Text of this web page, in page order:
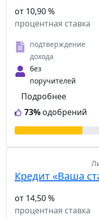
от 10,90 %
процентная ставка
подтверждение
дохода
без
поручителей
73% одобрений
Подробнее
Кредит «Ваша
от 14,50 %
процентная ставка